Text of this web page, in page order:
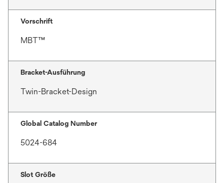
Vorschrift
MBT™
Bracket-Ausführung
Twin-Bracket-Design
Global Catalog Number
5024-684
Slot Größe